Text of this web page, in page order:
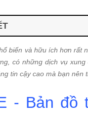
biến và hữu ích hơn rất
có những dịch vụ
tin cậy cao mà bạn nên
- Bản đồ